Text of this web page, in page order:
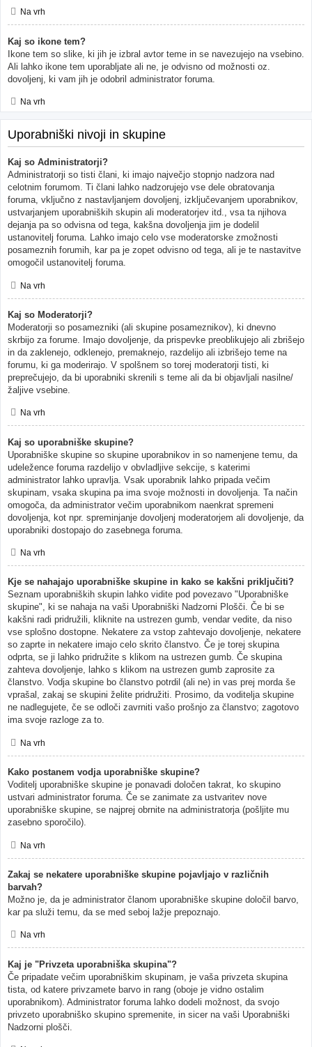
Na vrh
Kaj so ikone tem?
Ikone tem so slike, ki jih je izbral avtor teme in se navezujejo na vsebino.
Ali lahko ikone tem uporabljate ali ne, je odvisno od možnosti oz.
dovoljenj, ki vam jih je odobril administrator foruma.
Na vrh
Uporabniški nivoji in skupine
Kaj so Administratorji?
Administratorji so tisti člani, ki imajo največjo stopnjo nadzora nad
celotnim forumom. Ti člani lahko nadzorujejo vse dele obratovanja
foruma, vključno z nastavljanjem dovoljenj, izključevanjem uporabnikov,
ustvarjanjem uporabniških skupin ali moderatorjev itd., vsa ta njihova
dejanja pa so odvisna od tega, kakšna dovoljenja jim je dodelil
ustanovitelj foruma. Lahko imajo celo vse moderatorske zmožnosti
posameznih forumih, kar pa je zopet odvisno od tega, ali je te nastavitve
omogočil ustanovitelj foruma.
Na vrh
Kaj so Moderatorji?
Moderatorji so posamezniki (ali skupine posameznikov), ki dnevno
skrbijo za forume. Imajo dovoljenje, da prispevke preoblikujejo ali zbrišejo
in da zaklenejo, odklenejo, premaknejo, razdelijo ali izbrišejo teme na
forumu, ki ga moderirajo. V spolšnem so torej moderatorji tisti, ki
preprečujejo, da bi uporabniki skrenili s teme ali da bi objavljali nasilne/
žaljive vsebine.
Na vrh
Kaj so uporabniške skupine?
Uporabniške skupine so skupine uporabnikov in so namenjene temu, da
udeležence foruma razdelijo v obvladljive sekcije, s katerimi
administrator lahko upravlja. Vsak uporabnik lahko pripada večim
skupinam, vsaka skupina pa ima svoje možnosti in dovoljenja. Ta način
omogoča, da administrator večim uporabnikom naenkrat spremeni
dovoljenja, kot npr. spreminjanje dovoljenj moderatorjem ali dovoljenje, da
uporabniki dostopajo do zasebnega foruma.
Na vrh
Kje se nahajajo uporabniške skupine in kako se kakšni priključiti?
Seznam uporabniških skupin lahko vidite pod povezavo "Uporabniške
skupine", ki se nahaja na vaši Uporabniški Nadzorni Plošči. Če bi se
kakšni radi pridružili, kliknite na ustrezen gumb, vendar vedite, da niso
vse splošno dostopne. Nekatere za vstop zahtevajo dovoljenje, nekatere
so zaprte in nekatere imajo celo skrito članstvo. Če je torej skupina
odprta, se ji lahko pridružite s klikom na ustrezen gumb. Če skupina
zahteva dovoljenje, lahko s klikom na ustrezen gumb zaprosite za
članstvo. Vodja skupine bo članstvo potrdil (ali ne) in vas prej morda še
vprašal, zakaj se skupini želite pridružiti. Prosimo, da voditelja skupine
ne nadlegujete, če se odloči zavrniti vašo prošnjo za članstvo; zagotovo
ima svoje razloge za to.
Na vrh
Kako postanem vodja uporabniške skupine?
Voditelj uporabniške skupine je ponavadi določen takrat, ko skupino
ustvari administrator foruma. Če se zanimate za ustvaritev nove
uporabniške skupine, se najprej obrnite na administratorja (pošljite mu
zasebno sporočilo).
Na vrh
Zakaj se nekatere uporabniške skupine pojavljajo v različnih
barvah?
Možno je, da je administrator članom uporabniške skupine določil barvo,
kar pa služi temu, da se med seboj lažje prepoznajo.
Na vrh
Kaj je "Privzeta uporabniška skupina"?
Če pripadate večim uporabniškim skupinam, je vaša privzeta skupina
tista, od katere privzamete barvo in rang (oboje je vidno ostalim
uporabnikom). Administrator foruma lahko dodeli možnost, da svojo
privzeto uporabniško skupino spremenite, in sicer na vaši Uporabniški
Nadzorni plošči.